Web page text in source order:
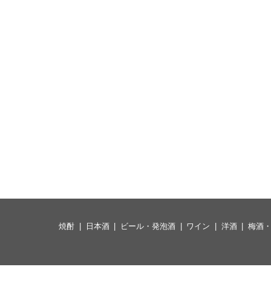
焼酎 日本酒 ビール・発泡酒 ワイン 洋酒 梅酒